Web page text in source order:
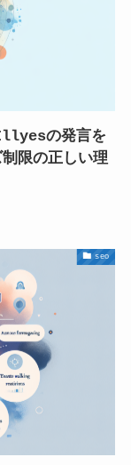
の発言を
限の正しい理
seo